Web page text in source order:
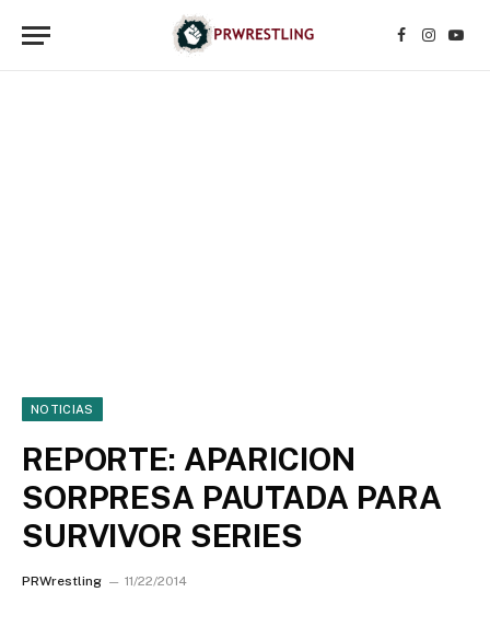
Facebook
NOTICIAS
REPORTE: APARICION
SORPRESA PAUTADA PARA
SURVIVOR SERIES
PRWrestling 11/22/2014